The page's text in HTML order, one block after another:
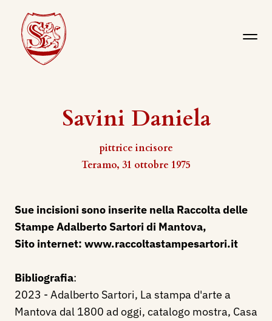
Savini Daniela
pittrice incisore
Teramo, 31 ottobre 1975
Sue incisioni sono inserite nella Raccolta delle
Stampe Adalberto Sartori di Mantova,
Sito internet: www.raccoltastampesartori.it
Bibliografia:
2023 - Adalberto Sartori, La stampa d'arte a
Mantova dal 1800 ad oggi, catalogo mostra, Casa